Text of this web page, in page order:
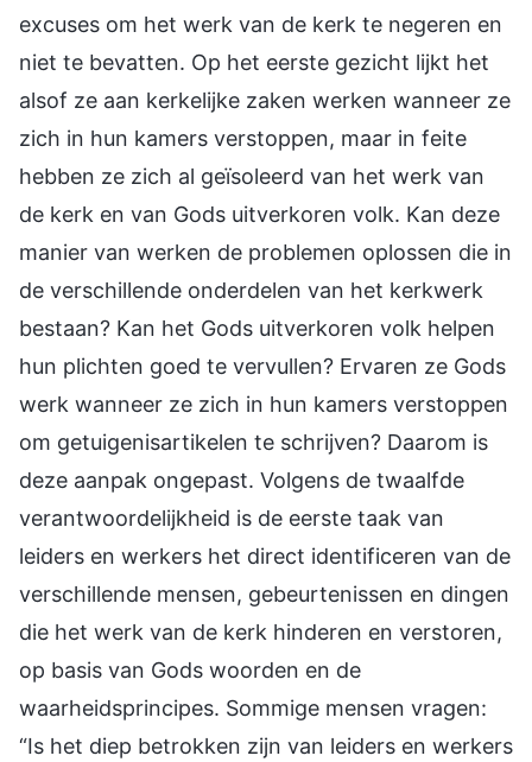
excuses om het werk van de kerk te negeren en
niet te bevatten. Op het eerste gezicht lijkt het
alsof ze aan kerkelijke zaken werken wanneer ze
zich in hun kamers verstoppen, maar in feite
hebben ze zich al geïsoleerd van het werk van
de kerk en van Gods uitverkoren volk. Kan deze
manier van werken de problemen oplossen die in
de verschillende onderdelen van het kerkwerk
bestaan? Kan het Gods uitverkoren volk helpen
hun plichten goed te vervullen? Ervaren ze Gods
werk wanneer ze zich in hun kamers verstoppen
om getuigenisartikelen te schrijven? Daarom is
deze aanpak ongepast. Volgens de twaalfde
verantwoordelijkheid is de eerste taak van
leiders en werkers het direct identificeren van de
verschillende mensen, gebeurtenissen en dingen
die het werk van de kerk hinderen en verstoren,
op basis van Gods woorden en de
waarheidsprincipes. Sommige mensen vragen:
“Is het diep betrokken zijn van leiders en werkers